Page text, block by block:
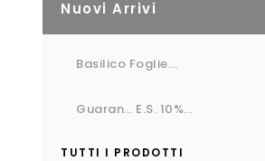
Nuovi Arrivi
Basilico Foglie...
Guaran… E.S. 10%...
TUTTI I PRODOTTI